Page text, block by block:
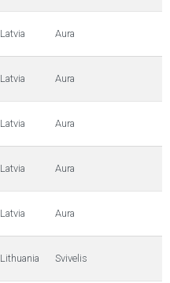
Latvia Aura
Latvia Aura
Latvia Aura
Latvia Aura
Latvia Aura
Lithuania Svivelis